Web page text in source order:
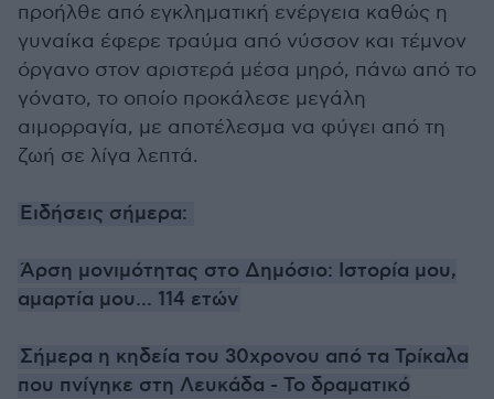
προήλθε από εγκληματική ενέργεια καθώς η
γυναίκα έφερε τραύμα από νύσσον και τέμνον
όργανο στον αριστερά μέσα μηρό, πάνω από το
γόνατο, το οποίο προκάλεσε μεγάλη
αιμορραγία, με αποτέλεσμα να φύγει από τη
ζωή σε λίγα λεπτά.
Ειδήσεις σήμερα:
Άρση μονιμότητας στο Δημόσιο: Ιστορία μου,
αμαρτία μου... 114 ετών
Σήμερα η κηδεία του 30χρονου από τα Τρίκαλα
που πνίγηκε στη Λευκάδα - Το δραματικό